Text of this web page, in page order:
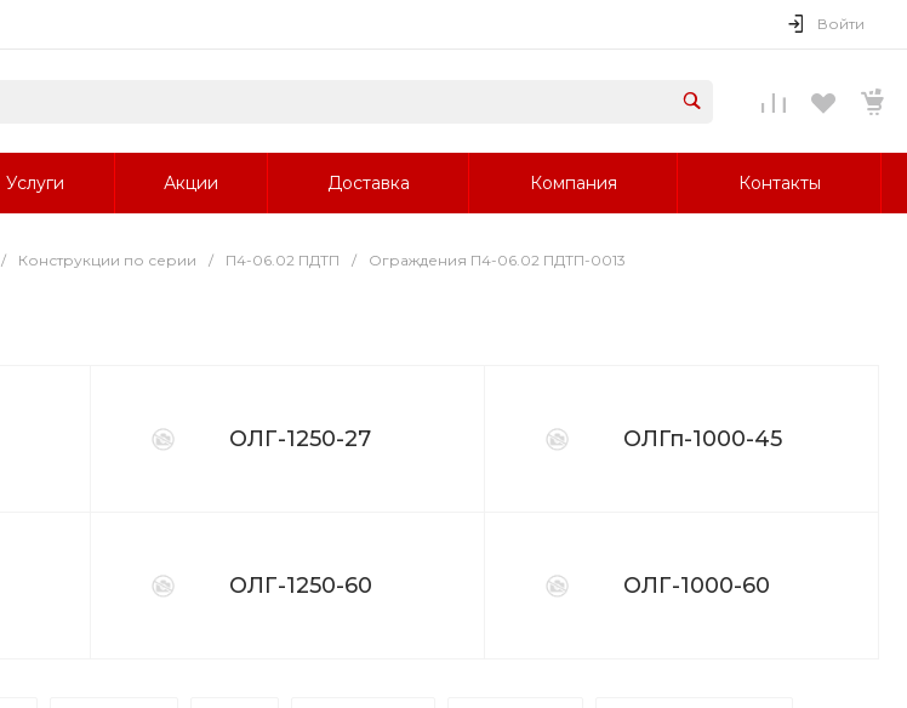
Войти
Услуги Акции Доставка Компания Контакты
/ Конструкции по серии / П4-06.02 ПДТП / Ограждения П4-06.02 ПДТП-0013
ОЛГ-1250-27 ОЛГп-1000-45
ОЛГ-1250-60 ОЛГ-1000-60